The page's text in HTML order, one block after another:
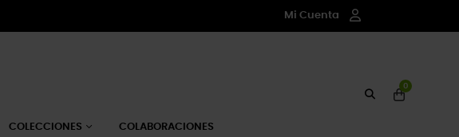
Mi Cuenta
COLECCIONES COLABORACIONES
0